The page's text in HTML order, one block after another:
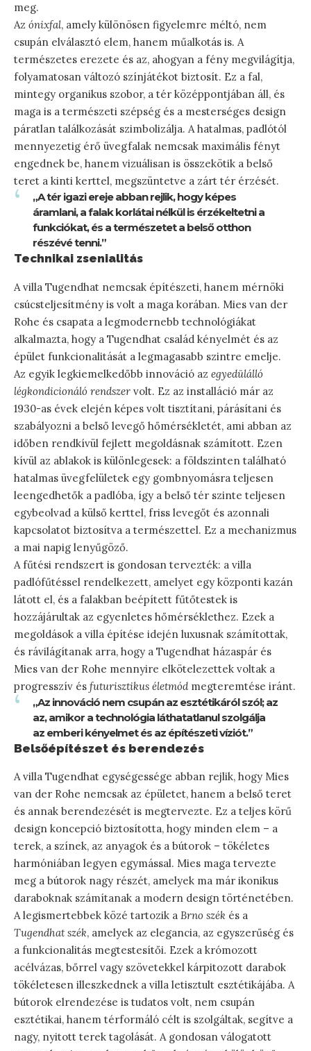
meg.
Az ónixfal, amely különösen figyelemre méltó, nem
csupán elválasztó elem, hanem műalkotás is. A
természetes erezete és az, ahogyan a fény megvilágítja,
folyamatosan változó színjátékot biztosít. Ez a fal,
mintegy organikus szobor, a tér középpontjában áll, és
maga is a természeti szépség és a mesterséges design
páratlan találkozását szimbolizálja. A hatalmas, padlótól
mennyezetig érő üvegfalak nemcsak maximális fényt
engednek be, hanem vizuálisan is összekötik a belső
teret a kinti kerttel, megszüntetve a zárt tér érzését.
„A tér igazi ereje abban rejlik, hogy képes
áramlani, a falak korlátai nélkül is érzékeltetni a
funkciókat, és a természetet a belső otthon
részévé tenni.”
Technikai zsenialitás
A villa Tugendhat nemcsak építészeti, hanem mérnöki
csúcsteljesítmény is volt a maga korában. Mies van der
Rohe és csapata a legmodernebb technológiákat
alkalmazta, hogy a Tugendhat család kényelmét és az
épület funkcionalitását a legmagasabb szintre emelje.
Az egyik legkiemelkedőbb innováció az egyedülálló
légkondicionáló rendszer volt. Ez az installáció már az
1930-as évek elején képes volt tisztítani, párásítani és
szabályozni a belső levegő hőmérsékletét, ami abban az
időben rendkívül fejlett megoldásnak számított. Ezen
kívül az ablakok is különlegesek: a földszinten található
hatalmas üvegfelületek egy gombnyomásra teljesen
leengedhetők a padlóba, így a belső tér szinte teljesen
egybeolvad a külső kerttel, friss levegőt és azonnali
kapcsolatot biztosítva a természettel. Ez a mechanizmus
a mai napig lenyűgöző.
A fűtési rendszert is gondosan tervezték: a villa
padlófűtéssel rendelkezett, amelyet egy központi kazán
látott el, és a falakban beépített fűtőtestek is
hozzájárultak az egyenletes hőmérséklethez. Ezek a
megoldások a villa építése idején luxusnak számítottak,
és rávilágítanak arra, hogy a Tugendhat házaspár és
Mies van der Rohe mennyire elkötelezettek voltak a
progresszív és futurisztikus életmódmegteremtése iránt.
„Az innováció nem csupán az esztétikáról szól; az
az, amikor a technológia láthatatlanul szolgálja
az emberi kényelmet és az építészeti víziót.”
Belsőépítészet és berendezés
A villa Tugendhat egységessége abban rejlik, hogy Mies
van der Rohe nemcsak az épületet, hanem a belső teret
és annak berendezését is megtervezte. Ez a teljes körű
design koncepció biztosította, hogy minden elem – a
terek, a színek, az anyagok és a bútorok – tökéletes
harmóniában legyen egymással. Mies maga tervezte
meg a bútorok nagy részét, amelyek ma már ikonikus
daraboknak számítanak a modern design történetében.
A legismertebbek közé tartozik a Brno szék és a
Tugendhat szék, amelyek az elegancia, az egyszerűség és
a funkcionalitás megtestesítői. Ezek a krómozott
acélvázas, bőrrel vagy szövetekkel kárpitozott darabok
tökéletesen illeszkednek a villa letisztult esztétikájába. A
bútorok elrendezése is tudatos volt, nem csupán
esztétikai, hanem térformáló célt is szolgáltak, segítve a
nagy, nyitott terek tagolását. A gondosan válogatott